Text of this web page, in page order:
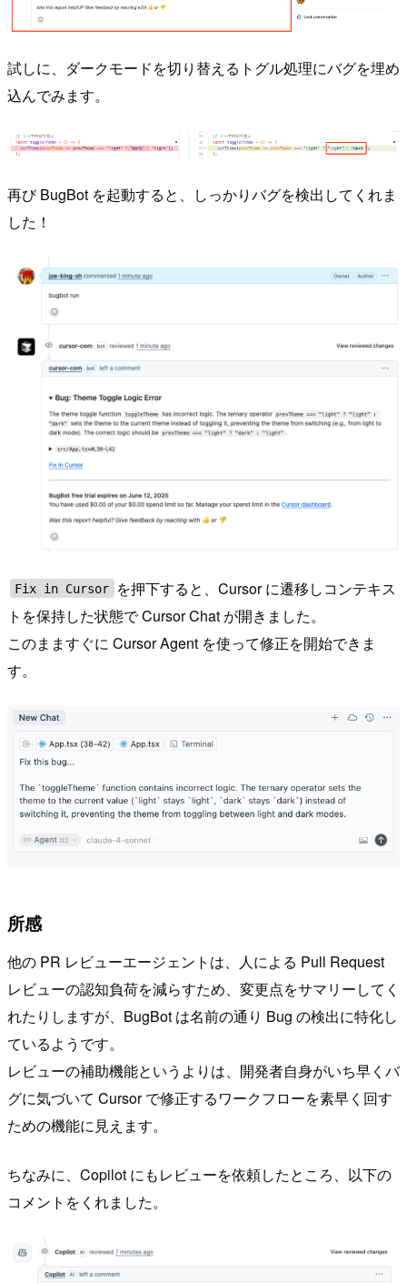
試しに、ダークモードを切り替えるトグル処理にバグを埋め
込んでみます。
再び BugBot を起動すると、しっかりバグを検出してくれま
した！
Fix in Cursor
を押下すると、Cursor に遷移しコンテキス
トを保持した状態で Cursor Chat が開きました。
このまますぐに Cursor Agent を使って修正を開始できま
す。
所感
他の PR レビューエージェントは、人による Pull Request
レビューの認知負荷を減らすため、変更点をサマリーしてく
れたりしますが、BugBot は名前の通り Bug の検出に特化し
ているようです。
レビューの補助機能というよりは、開発者自身がいち早くバ
グに気づいて Cursor で修正するワークフローを素早く回す
ための機能に見えます。
ちなみに、Copilot にもレビューを依頼したところ、以下の
コメントをくれました。